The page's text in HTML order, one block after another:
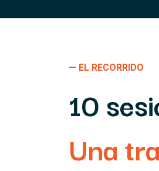
— EL RECORRIDO
10
Una